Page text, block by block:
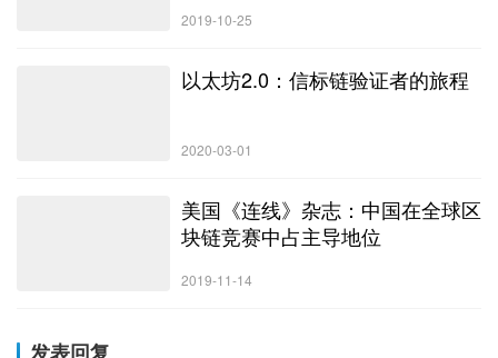
2019-10-25
以太坊2.0：信标链验证者的旅程
2020-03-01
美国《连线》杂志：中国在全球区
块链竞赛中占主导地位
2019-11-14